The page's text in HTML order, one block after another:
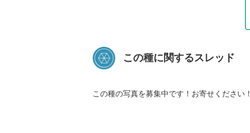
この種に関するスレッド
この種の写真を募集中です！お寄せください！